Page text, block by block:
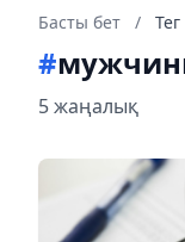
Басты бет / Тег
#
5 жаңалық